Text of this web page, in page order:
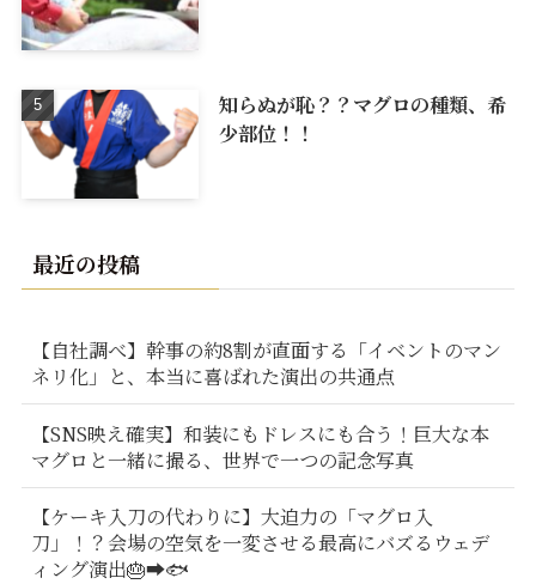
知らぬが恥？？マグロの種類、希
少部位！！
最近の投稿
【自社調べ】幹事の約8割が直面する「イベントのマン
ネリ化」と、本当に喜ばれた演出の共通点
【SNS映え確実】和装にもドレスにも合う！巨大な本
マグロと一緒に撮る、世界で一つの記念写真
【ケーキ入刀の代わりに】大迫力の「マグロ入
刀」！？会場の空気を一変させる最高にバズるウェデ
ィング演出🎂➡️🐟